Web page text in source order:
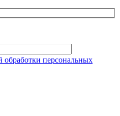
обработки персональных